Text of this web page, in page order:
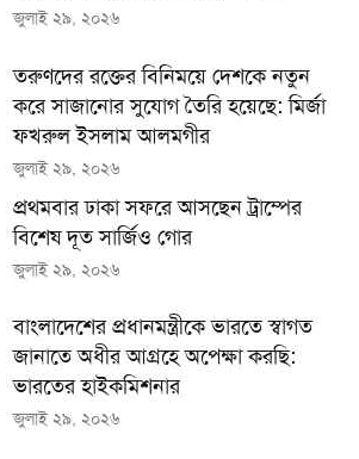
জুলাই ২৯, ২০২৬
তরুণদের রক্তের বিনিময়ে দেশকে নতুন
করে সাজানোর সুযোগ তৈরি হয়েছে: মির্জা
ফখরুল ইসলাম আলমগীর
জুলাই ২৯, ২০২৬
প্রথমবার ঢাকা সফরে আসছেন ট্রাম্পের
বিশেষ দূত সার্জিও গোর
জুলাই ২৯, ২০২৬
বাংলাদেশের প্রধানমন্ত্রীকে ভারতে স্বাগত
জানাতে অধীর আগ্রহে অপেক্ষা কর‌ছি:
ভারতের হাইকমিশনার
জুলাই ২৯, ২০২৬